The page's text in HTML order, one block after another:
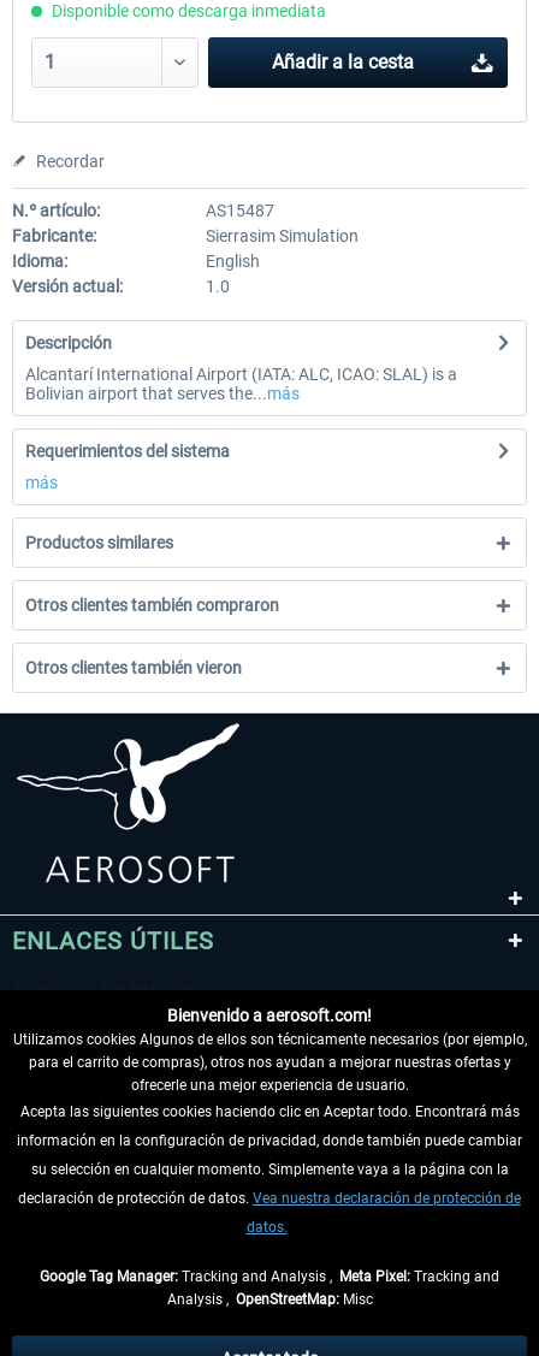
Disponible como descarga inmediata
Añadir a la cesta
Recordar
N.º artículo:
AS15487
Fabricante:
Sierrasim Simulation
Idioma:
English
Versión actual:
1.0
Descripción
Alcantarí International Airport (IATA: ALC, ICAO: SLAL) is a
Bolivian airport that serves the...más
Requerimientos del sistema
más
Productos similares
Otros clientes también compraron
Otros clientes también vieron
ENLACES ÚTILES
DESISTIR DEL CONTRATO
INFORMACIÓN
Bienvenido a aerosoft.com!
Utilizamos cookies Algunos de ellos son técnicamente necesarios (por ejemplo,
para el carrito de compras), otros nos ayudan a mejorar nuestras ofertas y
ofrecerle una mejor experiencia de usuario.
Acepta las siguientes cookies haciendo clic en Aceptar todo. Encontrará más
información en la configuración de privacidad, donde también puede cambiar
su selección en cualquier momento. Simplemente vaya a la página con la
declaración de protección de datos. Vea nuestra declaración de protección de
datos.
Google Tag Manager: Tracking and Analysis , Meta Pixel: Tracking and
Analysis , OpenStreetMap:Misc